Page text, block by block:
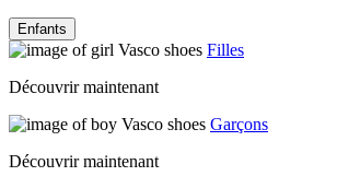
Enfants
Filles
Découvrir maintenant
Garçons
Découvrir maintenant